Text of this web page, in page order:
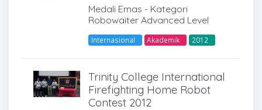
Medali Emas - Kategori
Robowaiter Advanced Level
Internasional Akademik 2012
Trinity College International
Firefighting Home Robot
Contest 2012